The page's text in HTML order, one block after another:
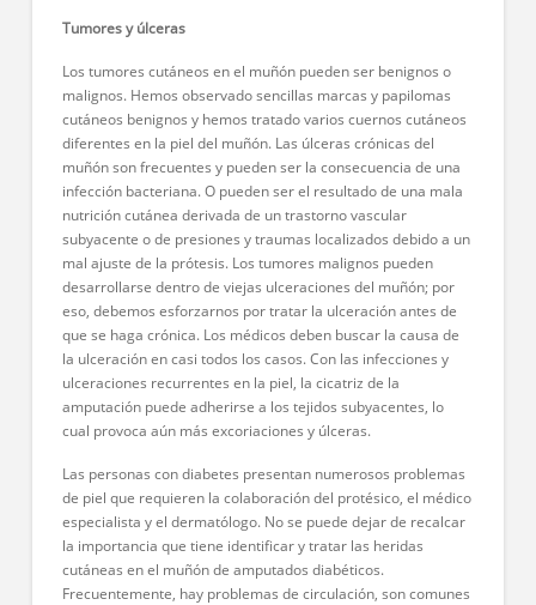
Tumores y úlceras
Los tumores cutáneos en el muñón pueden ser benignos o
malignos. Hemos observado sencillas marcas y papilomas
cutáneos benignos y hemos tratado varios cuernos cutáneos
diferentes en la piel del muñón. Las úlceras crónicas del
muñón son frecuentes y pueden ser la consecuencia de una
infección bacteriana. O pueden ser el resultado de una mala
nutrición cutánea derivada de un trastorno vascular
subyacente o de presiones y traumas localizados debido a un
mal ajuste de la prótesis. Los tumores malignos pueden
desarrollarse dentro de viejas ulceraciones del muñón; por
eso, debemos esforzarnos por tratar la ulceración antes de
que se haga crónica. Los médicos deben buscar la causa de
la ulceración en casi todos los casos. Con las infecciones y
ulceraciones recurrentes en la piel, la cicatriz de la
amputación puede adherirse a los tejidos subyacentes, lo
cual provoca aún más excoriaciones y úlceras.
Las personas con diabetes presentan numerosos problemas
de piel que requieren la colaboración del protésico, el médico
especialista y el dermatólogo. No se puede dejar de recalcar
la importancia que tiene identificar y tratar las heridas
cutáneas en el muñón de amputados diabéticos.
Frecuentemente, hay problemas de circulación, son comunes